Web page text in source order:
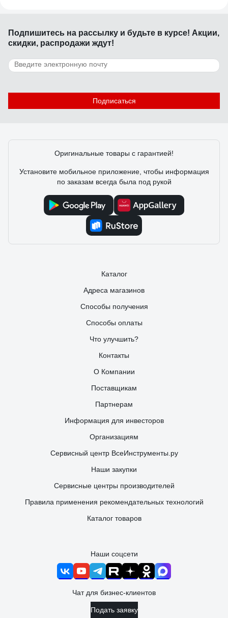
Подпишитесь на рассылку и будьте в курсе! Акции,
скидки, распродажи ждут!
Подписаться
Оригинальные товары с гарантией!
Установите мобильное приложение, чтобы информация
по заказам всегда была под рукой
Каталог
Адреса магазинов
Способы получения
Способы оплаты
Что улучшить?
Контакты
О Компании
Поставщикам
Партнерам
Информация для инвесторов
Организациям
Сервисный центр ВсеИнструменты.ру
Наши закупки
Сервисные центры производителей
Правила применения рекомендательных технологий
Каталог товаров
Наши соцсети
Чат для бизнес-клиентов
Подать заявку